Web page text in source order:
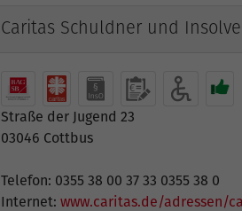
Caritas Schuldner und
Straße der Jugend 23
03046 Cottbus
Telefon: 0355 38 00 37 33 0355 38 0
Internet:www.caritas.de/adressen/